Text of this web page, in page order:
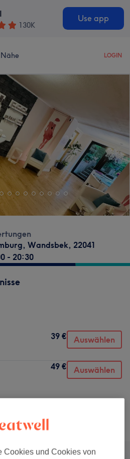
130K
Use app
LOGIN
Wandsbek, 22041
- 20:30
39 € Auswählen
49 € Auswählen
Cookies und Cookies von